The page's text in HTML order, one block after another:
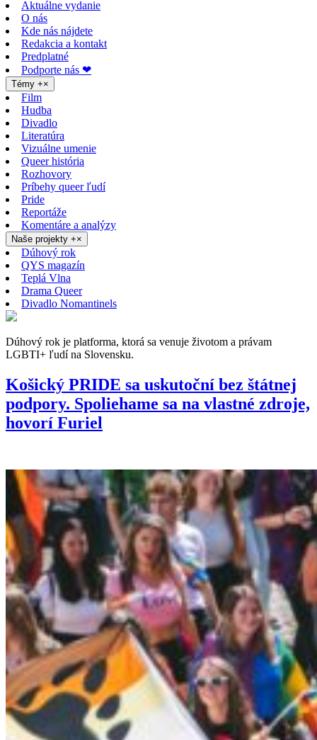
Aktuálne vydanie
O nás
Kde nás nájdete
Redakcia a kontakt
Predplatné
Podporte nás ❤
Témy +×
Film
Hudba
Divadlo
Literatúra
Vizuálne umenie
Queer história
Rozhovory
Príbehy queer ľudí
Pride
Reportáže
Komentáre a analýzy
Naše projekty +×
Dúhový rok
QYS magazín
Teplá Vlna
Drama Queer
Divadlo Nomantinels
Dúhový rok je platforma, ktorá sa venuje životom a právam
LGBTI+ ľudí na Slovensku.
Košický PRIDE sa uskutoční bez štátnej
podpory. Spoliehame sa na vlastné zdroje,
hovorí Furiel